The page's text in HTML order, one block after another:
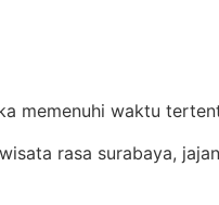
memenuhi waktu